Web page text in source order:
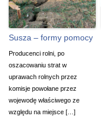
Susza – formy pomocy
Producenci rolni, po
oszacowaniu strat w
uprawach rolnych przez
komisje powołane przez
wojewodę właściwego ze
względu na miejsce […]